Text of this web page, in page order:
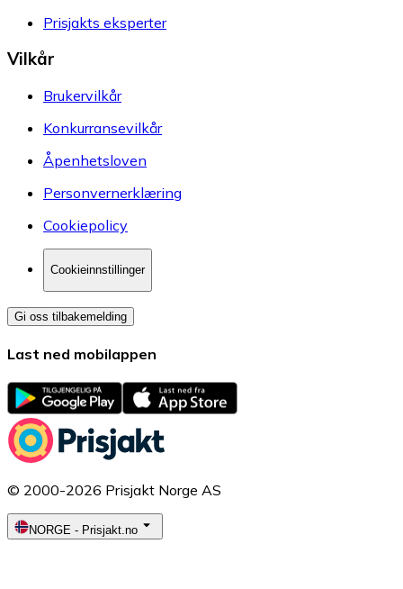
Prisjakts eksperter
Vilkår
Brukervilkår
Konkurransevilkår
Åpenhetsloven
Personvernerklæring
Cookiepolicy
Cookieinnstillinger
Gi oss tilbakemelding
Last ned mobilappen
© 2000-2026 Prisjakt Norge AS
NORGE - Prisjakt.no